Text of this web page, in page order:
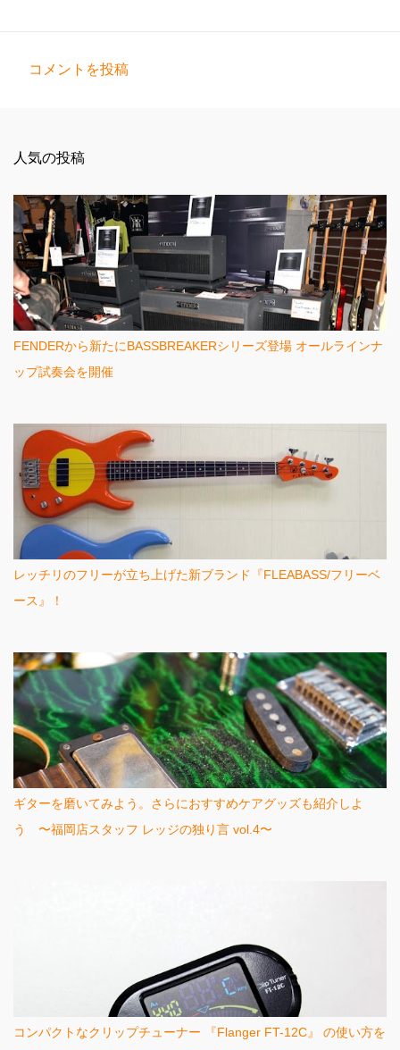
ト
コメントを投稿
人気の投稿
FENDERから新たにBASSBREAKERシリーズ登場 オールラインナ
ップ試奏会を開催
レッチリのフリーが立ち上げた新ブランド『FLEABASS/フリーベ
ース』！
ギターを磨いてみよう。さらにおすすめケアグッズも紹介しよ
う 〜福岡店スタッフ レッジの独り言 vol.4〜
コンパクトなクリップチューナー 『Flanger FT-12C』 の使い方を